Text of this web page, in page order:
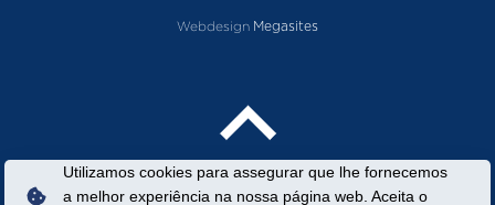
Webdesign Megasites
Utilizamos cookies para assegurar que lhe fornecemos
a melhor experiência na nossa página web. Aceita o